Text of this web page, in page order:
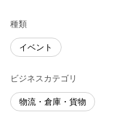
種類
イベント
ビジネスカテゴリ
物流・倉庫・貨物